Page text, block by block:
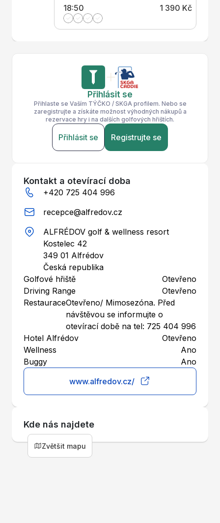
18:50 1 390 Kč
Přihlásit se
Přihlaste se Vaším TÝČKO / SKGA profilem. Nebo se
zaregistrujte a získáte možnost výhodných nákupů a
rezervace hry i na dalších golfových hřištích.
Přihlásit se Registrujte se
Kontakt a otevírací doba
+420 725 404 996
recepce@alfredov.cz
ALFRÉDOV golf & wellness resort
Kostelec 42
349 01 Alfrédov
Česká republika
Golfové hřiště
Otevřeno
Driving Range
Otevřeno
RestauraceOtevřeno/ Mimosezóna. Před
návštěvou se informujte o
otevírací době na tel: 725 404 996
Hotel Alfrédov
Otevřeno
Wellness
Ano
Buggy
Ano
www.alfredov.cz/
Kde nás najdete
Zvětšit mapu
+